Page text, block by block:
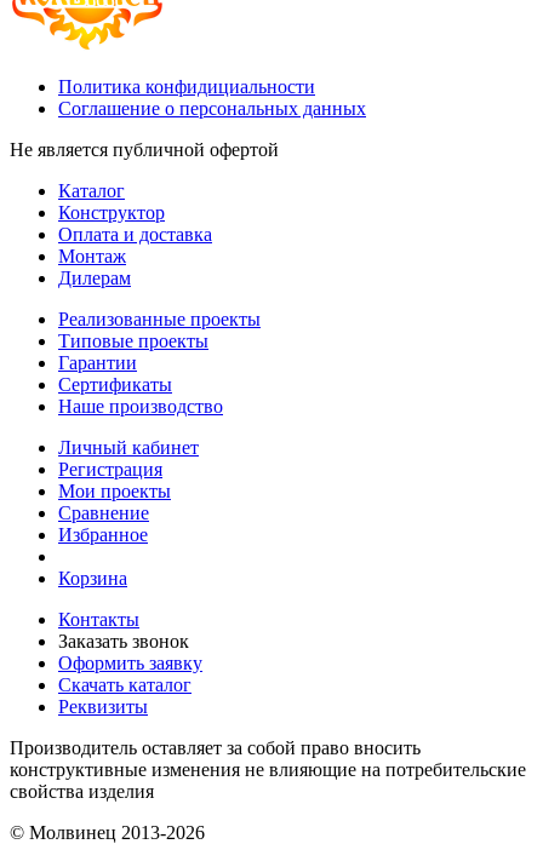
Политика конфидициальности
Соглашение о персональных данных
Не является публичной офертой
Каталог
Конструктор
Оплата и доставка
Монтаж
Дилерам
Реализованные проекты
Типовые проекты
Гарантии
Сертификаты
Наше производство
Личный кабинет
Регистрация
Мои проекты
Сравнение
Избранное
Корзина
Контакты
Заказать звонок
Оформить заявку
Скачать каталог
Реквизиты
Производитель оставляет за собой право вносить
конструктивные изменения не влияющие на потребительские
свойства изделия
© Молвинец 2013-2026